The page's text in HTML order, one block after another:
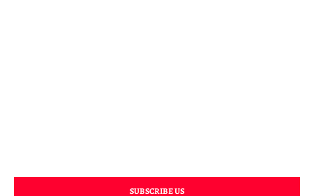
SUBSCRIBE US